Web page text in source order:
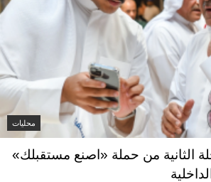
محليات
الثانية من حملة «اصنع مستقبلك»